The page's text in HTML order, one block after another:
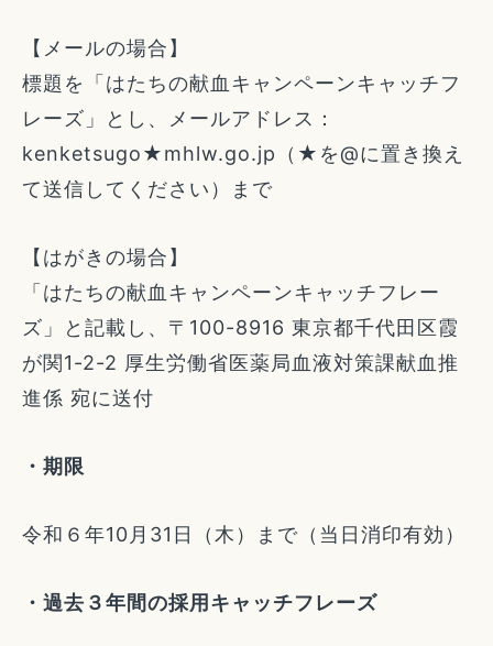
【メールの場合】
標題を「はたちの献血キャンペーンキャッチフ
レーズ」とし、メールアドレス：
kenketsugo★mhlw.go.jp（★を@に置き換え
て送信してください）まで
【はがきの場合】
「はたちの献血キャンペーンキャッチフレー
ズ」と記載し、〒100-8916 東京都千代田区霞
が関1-2-2 厚生労働省医薬局血液対策課献血推
進係 宛に送付
・期限
令和６年10月31日（木）まで（当日消印有効）
・過去３年間の採用キャッチフレーズ